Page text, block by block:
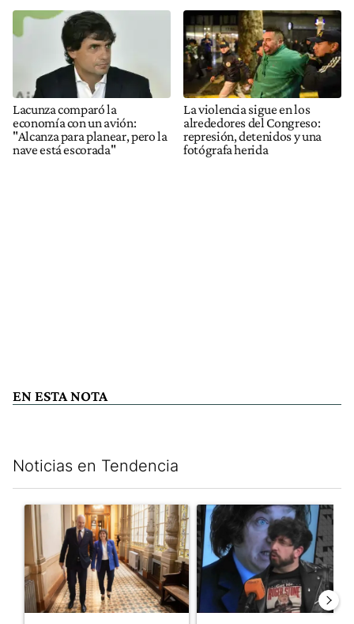
Lacunza comparó la
economía con un avión:
"Alcanza para planear, pero la
nave está escorada"
La violencia sigue en los
alrededores del Congreso:
represión, detenidos y una
fotógrafa herida
EN ESTA NOTA
Noticias en Tendencia
Un artículo de tendencia con el título "El Gobierno cedió en
Un artículo de tendencia con